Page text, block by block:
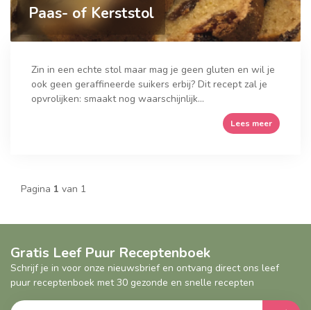
Paas- of Kerststol
Zin in een echte stol maar mag je geen gluten en wil je
ook geen geraffineerde suikers erbij? Dit recept zal je
opvrolijken: smaakt nog waarschijnlijk...
Lees meer
Pagina 1 van 1
Gratis Leef Puur Receptenboek
Schrijf je in voor onze nieuwsbrief en ontvang direct ons leef
puur receptenboek met 30 gezonde en snelle recepten